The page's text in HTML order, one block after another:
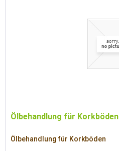
Ölbehandlung für Korkböden
Ölbehandlung für Korkböden